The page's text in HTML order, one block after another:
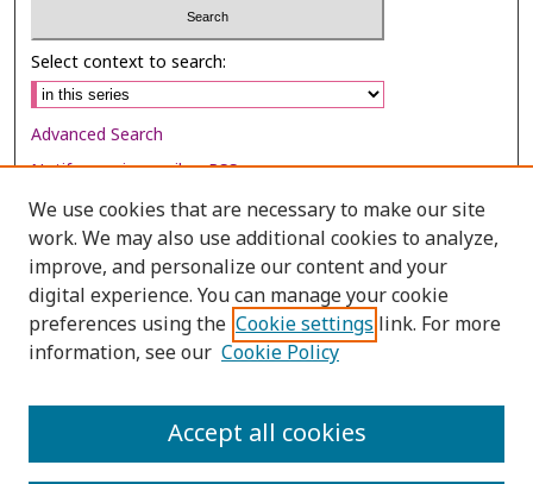
Select context to search:
Advanced Search
Notify me via email orRSS
Browse
Collections
Disciplines
Authors
We use cookies that are necessary to make our site
work. We may also use additional cookies to analyze,
improve, and personalize our content and your
digital experience. You can manage your cookie
preferences using the Cookie settings link. For more
information, see our Cookie Policy
Accept all cookies